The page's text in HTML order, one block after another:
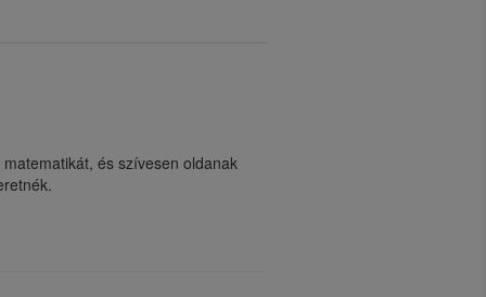
és szívesen oldanak